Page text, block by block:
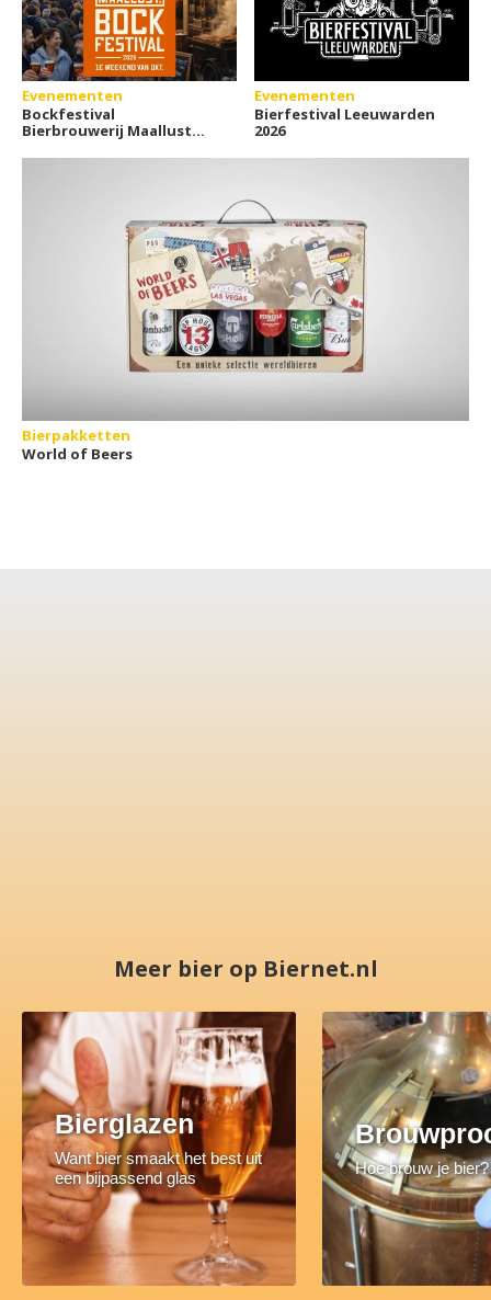
Evenementen
Bockfestival
Bierbrouwerij Maallust
Evenementen
Bierfestival Leeuwarden
2026
Bierpakketten
World of Beers
Meer bier op Biernet.nl
Bierglazen
Want bier smaakt het best uit
een bijpassend glas
Hoe brouw je bier?